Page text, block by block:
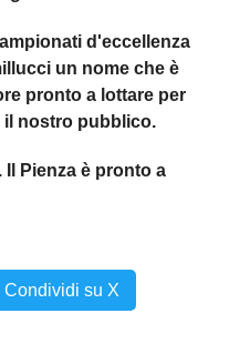
d'eccellenza
un nome che è
pronto a lottare per
il nostro pubblico.
Pienza è pronto a
Condividi su X